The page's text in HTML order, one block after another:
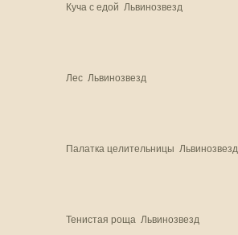
Куча с едой Львинозвезд
Лес Львинозвезд
Палатка целительницы Львинозвезд
Тенистая роща Львинозвезд